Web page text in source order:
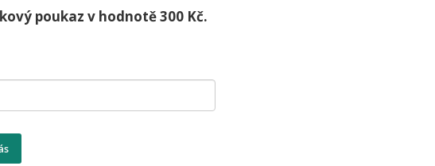
poukaz v hodnotě 300 Kč.